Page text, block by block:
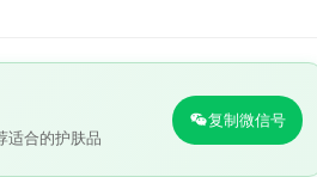
适合的护肤品
复制微信号